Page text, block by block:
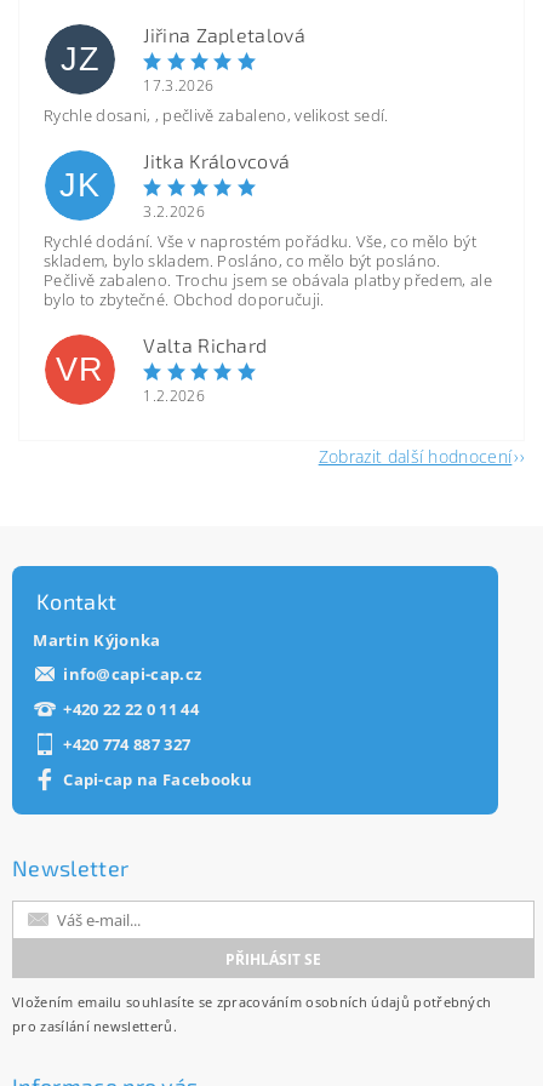
JZ
Jiřina Zapletalová
17.3.2026
Rychle dosani, , pečlivě zabaleno, velikost sedí.
JK
Jitka Královcová
3.2.2026
Rychlé dodání. Vše v naprostém pořádku. Vše, co mělo být
skladem, bylo skladem. Posláno, co mělo být posláno.
Pečlivě zabaleno. Trochu jsem se obávala platby předem, ale
bylo to zbytečné. Obchod doporučuji.
VR
Valta Richard
1.2.2026
Zobrazit další hodnocení
Kontakt
Martin Kýjonka
info@capi-cap.cz
+420 22 22 0 11 44
+420 774 887 327
Capi-cap na Facebooku
Newsletter
Vložením emailu souhlasíte se zpracováním osobních údajů potřebných
pro zasílání newsletterů.